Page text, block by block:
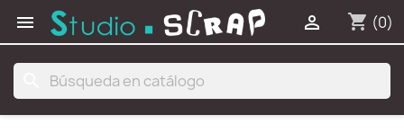
 shopping_cart (0)
